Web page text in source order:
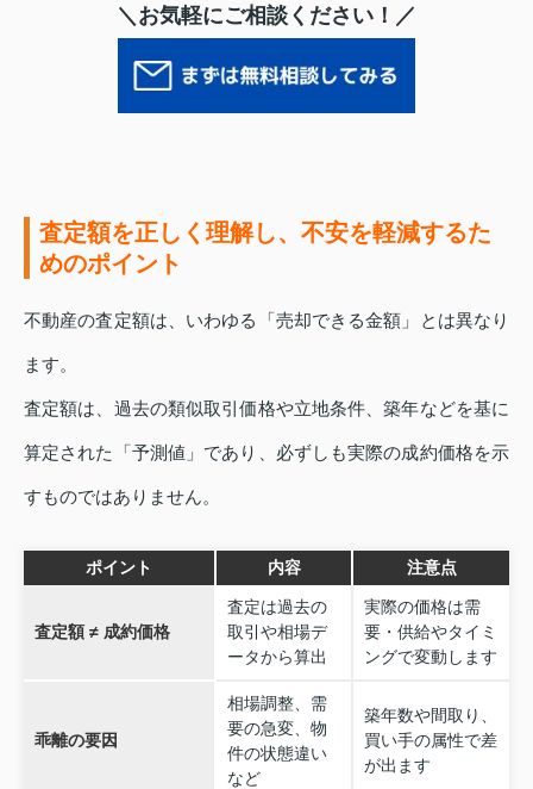
＼お気軽にご相談ください！／
査定額を正しく理解し、不安を軽減するた
めのポイント
不動産の査定額は、いわゆる「売却できる金額」とは異なり
ます。
査定額は、過去の類似取引価格や立地条件、築年などを基に
算定された「予測値」であり、必ずしも実際の成約価格を示
すものではありません。
ポイント 内容 注意点
査定額 ≠ 成約価格
査定は過去の
取引や相場デ
ータから算出
実際の価格は需
要・供給やタイミ
ングで変動します
乖離の要因
相場調整、需
要の急変、物
件の状態違い
など
築年数や間取り、
買い手の属性で差
が出ます